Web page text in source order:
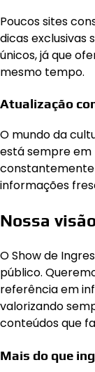
Poucos sites
dicas exclusivas
únicos, já que
mesmo tempo.
Atualização
O mundo da
está sempre em
constantemente
informações
Nossa
O Show de
público.
referência em
valorizando
conteúdos que
Mais do que